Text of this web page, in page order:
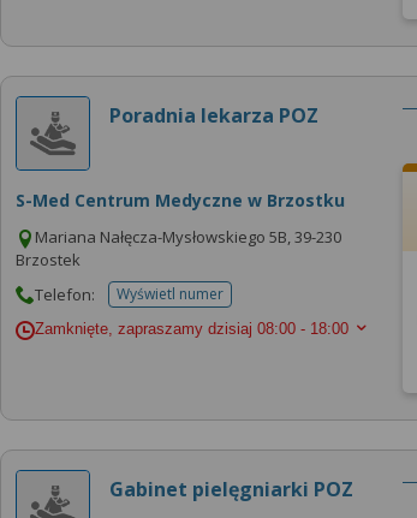
Poradnia lekarza POZ
S-Med Centrum Medyczne w Brzostku
Mariana Nałęcza-Mysłowskiego 5B, 39-230
Brzostek
Telefon:
Wyświetl numertelefonu do placowki
Zamknięte, zapraszamy dzisiaj 08:00 - 18:00
Gabinet pielęgniarki POZ